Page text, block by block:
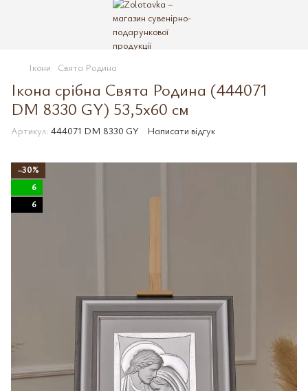
Ікони Свята Родина
Ікона срібна Свята Родина (444071
DM 8330 GY) 53,5x60 см
Артикул: 444071 DM 8330 GY Написати відгук
−30%
6
6